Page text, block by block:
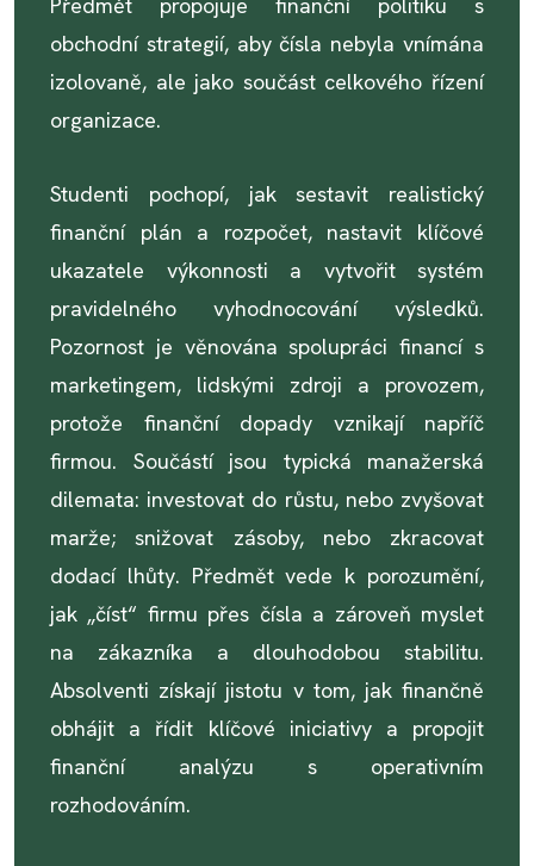
obchodní strategií, aby čísla nebyla vnímána
izolovaně, ale jako součást celkového řízení
organizace.
Studenti pochopí, jak sestavit realistický
finanční plán a rozpočet, nastavit klíčové
ukazatele výkonnosti a vytvořit systém
pravidelného vyhodnocování výsledků.
Pozornost je věnována spolupráci financí s
marketingem, lidskými zdroji a provozem,
protože finanční dopady vznikají napříč
firmou. Součástí jsou typická manažerská
dilemata: investovat do růstu, nebo zvyšovat
marže; snižovat zásoby, nebo zkracovat
dodací lhůty. Předmět vede k porozumění,
jak „číst“ firmu přes čísla a zároveň myslet
na zákazníka a dlouhodobou stabilitu.
Absolventi získají jistotu v tom, jak finančně
obhájit a řídit klíčové iniciativy a propojit
finanční analýzu s operativním
rozhodováním.